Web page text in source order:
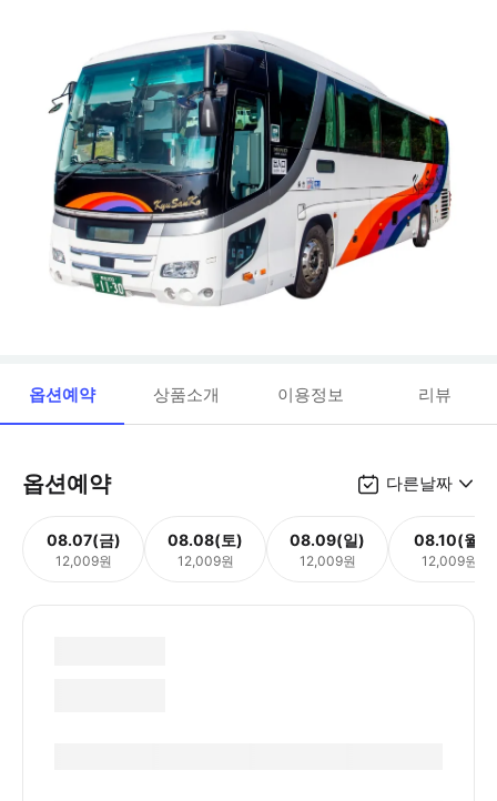
옵션예약 상품소개 이용정보 리뷰
옵션예약 다른날짜
08.07(금)
12,009원
08.08(토)
12,009원
08.09(일)
12,009원
08.10(월)
12,009원